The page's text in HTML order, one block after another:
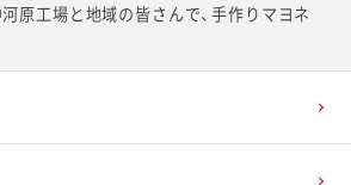
河原工場と地域の皆さんで、手作りマヨネ